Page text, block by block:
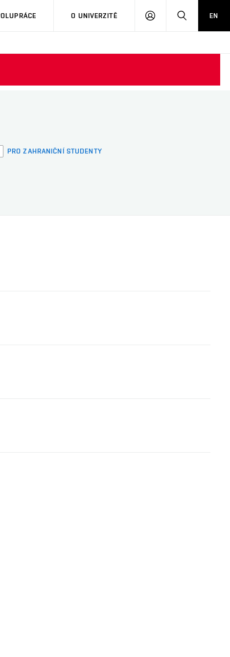
O UNIVERZITĚ
PŘIHLÁSIT HLEDATEN
PRO ZAHRANIČNÍ STUDENTY